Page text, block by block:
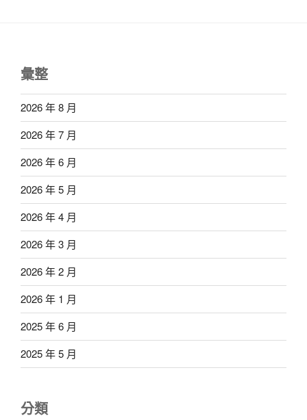
彙整
2026 年 8 月
2026 年 7 月
2026 年 6 月
2026 年 5 月
2026 年 4 月
2026 年 3 月
2026 年 2 月
2026 年 1 月
2025 年 6 月
2025 年 5 月
分類